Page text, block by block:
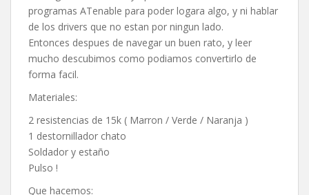
programas ATenable para poder logara algo, y ni hablar
de los drivers que no estan por ningun lado.
Entonces despues de navegar un buen rato, y leer
mucho descubimos como podiamos convertirlo de
forma facil.
Materiales:
2 resistencias de 15k ( Marron / Verde / Naranja )
1 destornillador chato
Soldador y estaño
Pulso !
Que hacemos: